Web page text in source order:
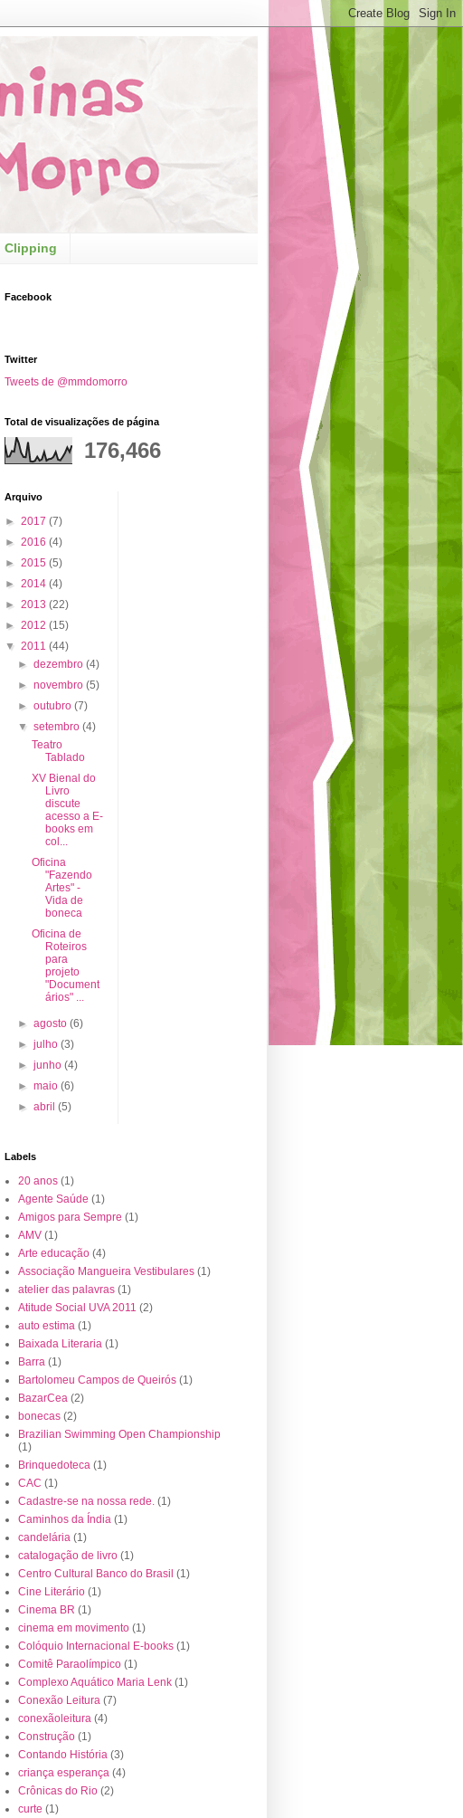
Clipping
Facebook
Twitter
Tweets de @mmdomorro
Total de visualizações de página
176,466
Arquivo
► 2017 (7)
► 2016 (4)
► 2015 (5)
► 2014 (4)
► 2013 (22)
► 2012 (15)
▼ 2011 (44)
►dezembro(4)
►novembro(5)
►outubro(7)
▼setembro(4)
Teatro
Tablado
XV Bienal do
Livro
discute
acesso a E-
books em
col...
Oficina
"Fazendo
Artes" -
Vida de
boneca
Oficina de
Roteiros
para
projeto
"Document
ários" ...
►agosto(6)
►julho(3)
►junho(4)
►maio(6)
►abril(5)
Labels
20 anos (1)
Agente Saúde (1)
Amigos para Sempre (1)
AMV (1)
Arte educação (4)
Associação Mangueira Vestibulares (1)
atelier das palavras (1)
Atitude Social UVA 2011 (2)
auto estima (1)
Baixada Literaria (1)
Barra (1)
Bartolomeu Campos de Queirós (1)
BazarCea (2)
bonecas (2)
Brazilian Swimming Open Championship
(1)
Brinquedoteca (1)
CAC (1)
Cadastre-se na nossa rede. (1)
Caminhos da Índia (1)
candelária (1)
catalogação de livro (1)
Centro Cultural Banco do Brasil (1)
Cine Literário (1)
Cinema BR (1)
cinema em movimento (1)
Colóquio Internacional E-books (1)
Comitê Paraolímpico (1)
Complexo Aquático Maria Lenk (1)
Conexão Leitura (7)
conexãoleitura (4)
Construção (1)
Contando História (3)
criança esperança (4)
Crônicas do Rio (2)
curte (1)